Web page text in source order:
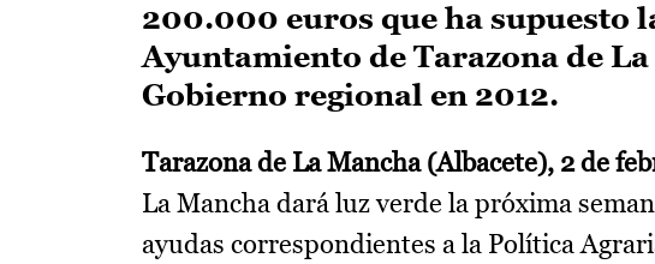
200.000 euros que ha supuesto
Ayuntamiento de Tarazona de
Gobierno regional en 2012.
Tarazona de La Mancha (Albacete), 2 de
La Mancha dará luz verde la próxima
ayudas correspondientes a la Política